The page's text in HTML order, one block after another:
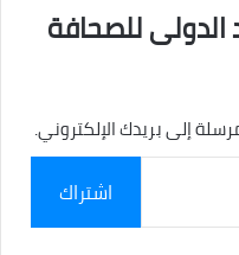
الدولى للصحافة
إلى بريدك الإلكتروني.
اشتراك